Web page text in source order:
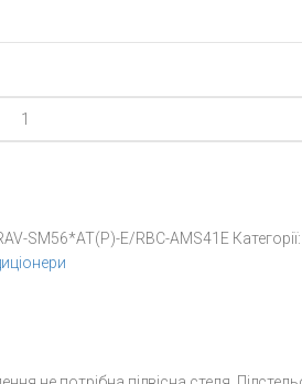
SM56*AT(P)-E/RBC-AMS41E Категорії: